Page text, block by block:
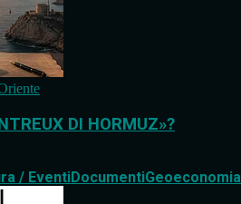
DI HORMUZ»?
/ EventiDocumentiGeoeconomia